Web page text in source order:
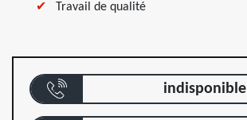
Travail de qualité
indisponible